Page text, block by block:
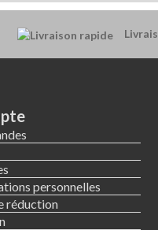
personnelles
réduction